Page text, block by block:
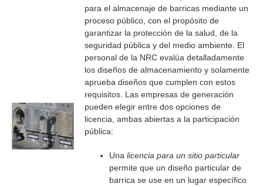
para el almacenaje de barricas mediante un
proceso público, con el propósito de
garantizar la protección de la salud, de la
seguridad pública y del medio ambiente. El
personal de la NRC evalúa detalladamente
los diseños de almacenamiento y solamente
aprueba diseños que cumplen con estos
requisitos. Las empresas de generación
pueden elegir entre dos opciones de
licencia, ambas abiertas a la participación
pública:
Una licencia para un sitio particular
permite que un diseño particular de
barrica se use en un lugar específico